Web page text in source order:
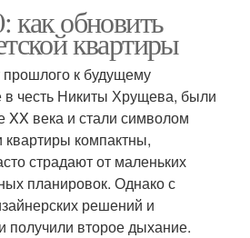
как обновить
квартиры
к будущему
честь Никиты Хрущева, были
XX века и стали символом
квартиры компактны,
страдают от маленьких
планировок. Однако с
решений и
получили второе дыхание.